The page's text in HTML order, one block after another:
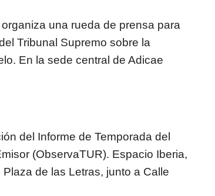
una rueda de prensa para
Tribunal Supremo sobre la
En la sede central de Adicae
del Informe de Temporada del
(ObservaTUR). Espacio Iberia,
de las Letras, junto a Calle